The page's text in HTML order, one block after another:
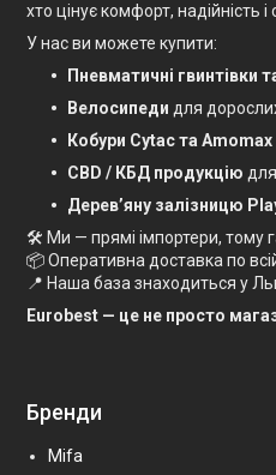
хто цінує комфорт, надійність і
У нас ви можете купити:
Пневматичні гвинтівки
Велосипеди для
Кобури Cytac та Amomax
CBD / КБД продукцію
Дерев’яну залізницю
🛠 Ми — прямі імпортери, тому
📦 Оперативна доставка по всій
📍 Наша база знаходиться у
Eurobest — це не просто
Бренди
Mifa